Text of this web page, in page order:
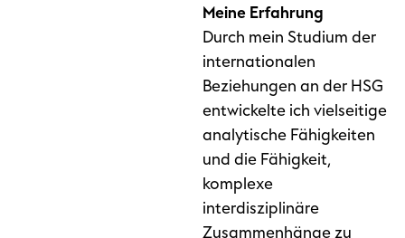
Meine Erfahrung
Durch mein Studium der
internationalen
Beziehungen an der HSG
entwickelte ich vielseitige
analytische Fähigkeiten
und die Fähigkeit,
komplexe
interdisziplinäre
Zusammenhänge zu